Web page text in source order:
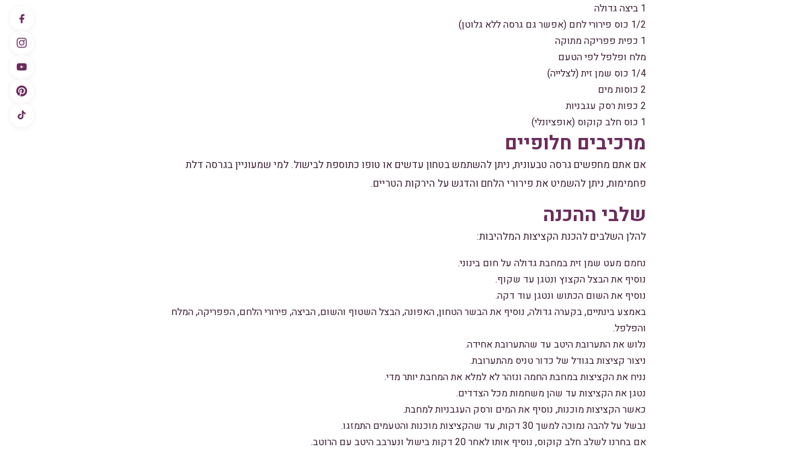
1 ביצה גדולה
1/2 כוס פירורי לחם (אפשר גם גרסה ללא גלוטן)
1 כפית פפריקה מתוקה
מלח ופלפל לפי הטעם
1/4 כוס שמן זית (לצלייה)
2 כוסות מים
2 כפות רסק עגבניות
1 כוס חלב קוקוס (אופציונלי)
מרכיבים חלופיים
אם אתם מחפשים גרסה טבעונית, ניתן להשתמש בטחון עדשים או טופו כתוספת לבישול. למי שמעוניין בגרסה דלת
פחמימות, ניתן להשמיט את פירורי הלחם והדגש על הירקות הטריים.
שלבי ההכנה
להלן השלבים להכנת הקציצות המלהיבות:
נחמם מעט שמן זית במחבת גדולה על חום בינוני.
נוסיף את הבצל הקצוץ ונטגן עד שקוף.
נוסיף את השום הכתוש ונטגן עוד דקה.
באמצע בינתיים, בקערה גדולה, נוסיף את הבשר הטחון, האפונה, הבצל השטוף והשום, הביצה, פירורי הלחם, הפפריקה, המלח
והפלפל.
נלוש את התערובת היטב עד שהתערובת אחידה.
ניצור קציצות בגודל של כדור טניס מהתערובת.
נניח את הקציצות במחבת החמה ונזהר לא למלא את המחבת יותר מדי.
נטגן את הקציצות עד שהן משחמות מכל הצדדים.
כאשר הקציצות מוכנות, נוסיף את המים ורסק העגבניות למחבת.
נבשל על להבה נמוכה למשך 30 דקות, עד שהקציצות מוכנות והטעמים התמזגו.
אם בחרנו לשלב חלב קוקוס, נוסיף אותו לאחר 20 דקות בישול ונערבב היטב עם הרוטב.